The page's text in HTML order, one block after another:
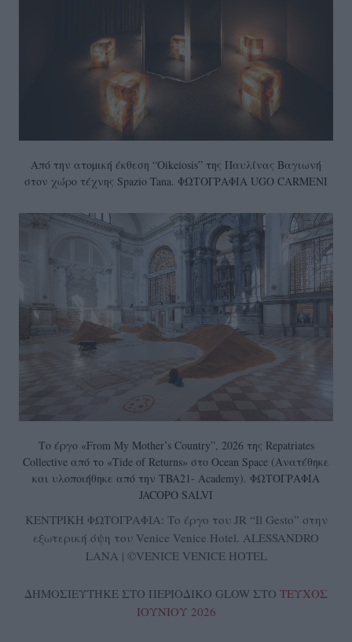
Από την ατοµική έκθεση “Oikeiosis” της Παυλίνας Βαγιωνή
στον χώρο τέχνης Spazio Tana. ΦΩΤΟΓΡΑΦΙΑ UGO CARMENI
Το έργο «From My Mother’s Country”, 2026 της Repatriates
Collective από το «Tide of Returns» στο Ocean Space (Ανατέθηκε
και υλοποιήθηκε από την TBA21- Academy). ΦΩΤΟΓΡΑΦΙΑ
JACOPO SALVI
ΚΕΝΤΡΙΚΗ ΦΩΤΟΓΡΑΦΙΑ: Το έργο του JR “Il Gesto” στην
εξωτερική όψη του Venice Venice Hotel. ALESSANDRO
LANA | ©VENICE VENICE HOTEL
ΔΗΜΟΣΙΕΥΤΗΚΕ ΣΤΟ ΠΕΡΙΟΔΙΚΟ GLOW ΣΤΟ ΤΕΥΧΟΣ
ΙΟΥΝΙΟΥ 2026